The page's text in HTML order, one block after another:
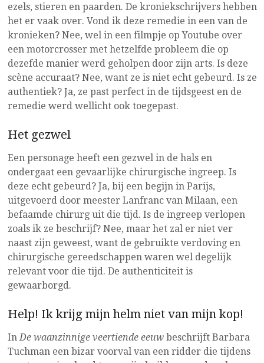
ezels, stieren en paarden. De kroniekschrijvers hebben
het er vaak over. Vond ik deze remedie in een van de
kronieken? Nee, wel in een filmpje op Youtube over
een motorcrosser met hetzelfde probleem die op
dezefde manier werd geholpen door zijn arts. Is deze
scène accuraat? Nee, want ze is niet echt gebeurd. Is ze
authentiek? Ja, ze past perfect in de tijdsgeest en de
remedie werd wellicht ook toegepast.
Het gezwel
Een personage heeft een gezwel in de hals en
ondergaat een gevaarlijke chirurgische ingreep. Is
deze echt gebeurd? Ja, bij een begijn in Parijs,
uitgevoerd door meester Lanfranc van Milaan, een
befaamde chirurg uit die tijd. Is de ingreep verlopen
zoals ik ze beschrijf? Nee, maar het zal er niet ver
naast zijn geweest, want de gebruikte verdoving en
chirurgische gereedschappen waren wel degelijk
relevant voor die tijd. De authenticiteit is
gewaarborgd.
Help! Ik krijg mijn helm niet van mijn kop!
In De waanzinnige veertiende eeuwbeschrijft Barbara
Tuchman een bizar voorval van een ridder die tijdens